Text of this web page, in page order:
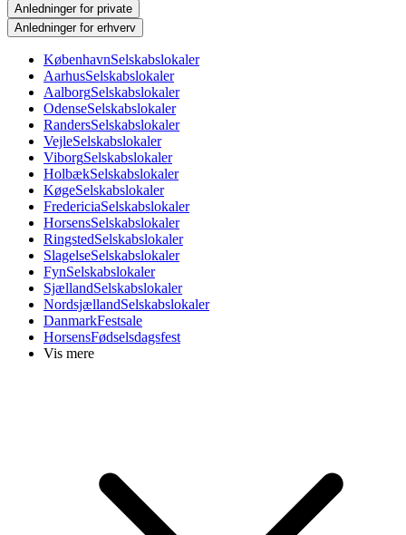
Anledninger for private
Anledninger for erhverv
KøbenhavnSelskabslokaler
AarhusSelskabslokaler
AalborgSelskabslokaler
OdenseSelskabslokaler
RandersSelskabslokaler
VejleSelskabslokaler
ViborgSelskabslokaler
HolbækSelskabslokaler
KøgeSelskabslokaler
FredericiaSelskabslokaler
HorsensSelskabslokaler
RingstedSelskabslokaler
SlagelseSelskabslokaler
FynSelskabslokaler
SjællandSelskabslokaler
NordsjællandSelskabslokaler
DanmarkFestsale
HorsensFødselsdagsfest
Vis mere